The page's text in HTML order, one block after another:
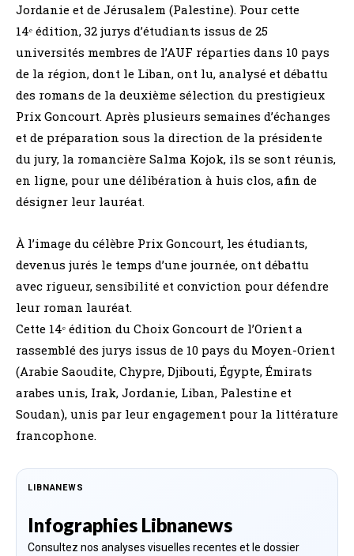
Jordanie et de Jérusalem (Palestine). Pour cette
14ᵉ édition, 32 jurys d’étudiants issus de 25
universités membres de l’AUF réparties dans 10 pays
de la région, dont le Liban, ont lu, analysé et débattu
des romans de la deuxième sélection du prestigieux
Prix Goncourt. Après plusieurs semaines d’échanges
et de préparation sous la direction de la présidente
du jury, la romancière Salma Kojok, ils se sont réunis,
en ligne, pour une délibération à huis clos, afin de
désigner leur lauréat.
À l’image du célèbre Prix Goncourt, les étudiants,
devenus jurés le temps d’une journée, ont débattu
avec rigueur, sensibilité et conviction pour défendre
leur roman lauréat.
Cette 14ᵉ édition du Choix Goncourt de l’Orient a
rassemblé des jurys issus de 10 pays du Moyen-Orient
(Arabie Saoudite, Chypre, Djibouti, Égypte, Émirats
arabes unis, Irak, Jordanie, Liban, Palestine et
Soudan), unis par leur engagement pour la littérature
francophone.
LIBNANEWS
Infographies Libnanews
Consultez nos analyses visuelles recentes et le dossier